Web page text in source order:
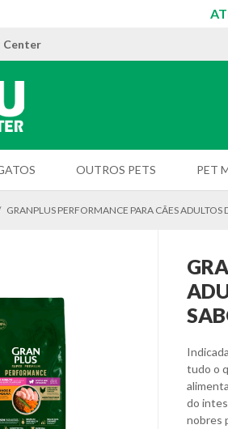
Center
OUTROS PETS PET
GRANPLUS PERFORMANCE PARA CÃES
tudo o
do
nobres